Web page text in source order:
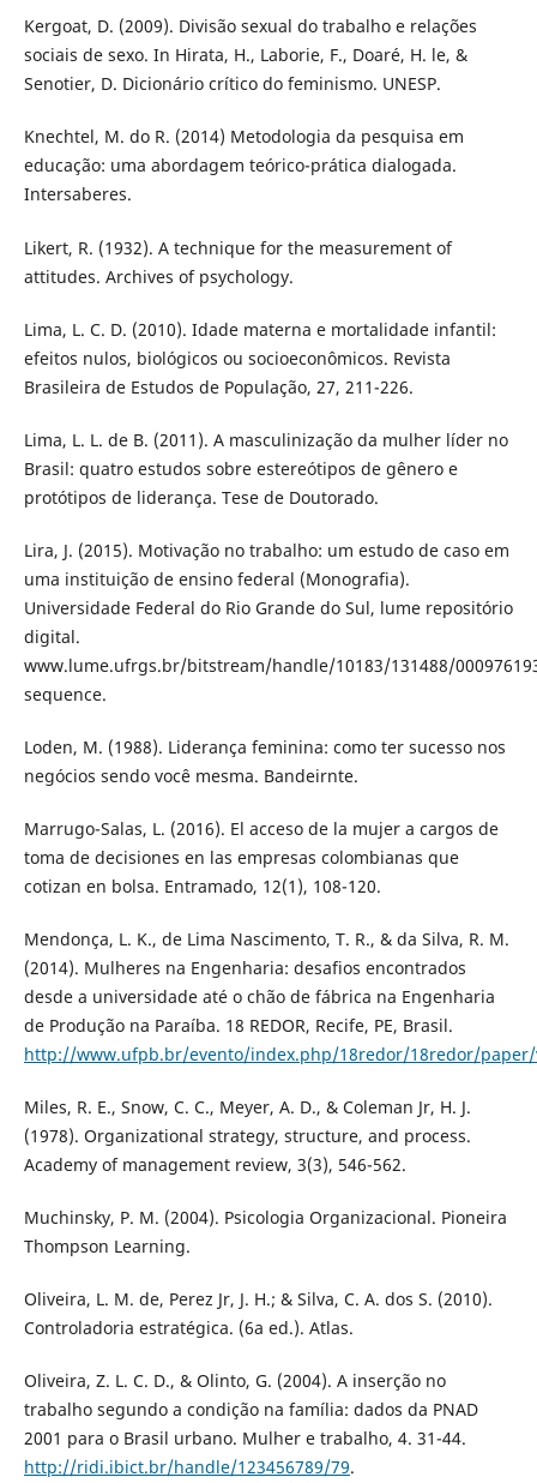
Kergoat, D. (2009). Divisão sexual do trabalho e relações
sociais de sexo. In Hirata, H., Laborie, F., Doaré, H. le, &
Senotier, D. Dicionário crítico do feminismo. UNESP.
Knechtel, M. do R. (2014) Metodologia da pesquisa em
educação: uma abordagem teórico-prática dialogada.
Intersaberes.
Likert, R. (1932). A technique for the measurement of
attitudes. Archives of psychology.
Lima, L. C. D. (2010). Idade materna e mortalidade infantil:
efeitos nulos, biológicos ou socioeconômicos. Revista
Brasileira de Estudos de População, 27, 211-226.
Lima, L. L. de B. (2011). A masculinização da mulher líder no
Brasil: quatro estudos sobre estereótipos de gênero e
protótipos de liderança. Tese de Doutorado.
Lira, J. (2015). Motivação no trabalho: um estudo de caso em
uma instituição de ensino federal (Monografia).
Universidade Federal do Rio Grande do Sul, lume repositório
digital.
www.lume.ufrgs.br/bitstream/handle/10183/131488/
sequence.
Loden, M. (1988). Liderança feminina: como ter sucesso nos
negócios sendo você mesma. Bandeirnte.
Marrugo-Salas, L. (2016). El acceso de la mujer a cargos de
toma de decisiones en las empresas colombianas que
cotizan en bolsa. Entramado, 12(1), 108-120.
Mendonça, L. K., de Lima Nascimento, T. R., & da Silva, R. M.
(2014). Mulheres na Engenharia: desafios encontrados
desde a universidade até o chão de fábrica na Engenharia
de Produção na Paraíba. 18 REDOR, Recife, PE, Brasil.
http://www.ufpb.br/evento/index.php/18redor/18redor/paper/
Miles, R. E., Snow, C. C., Meyer, A. D., & Coleman Jr, H. J.
(1978). Organizational strategy, structure, and process.
Academy of management review, 3(3), 546-562.
Muchinsky, P. M. (2004). Psicologia Organizacional. Pioneira
Thompson Learning.
Oliveira, L. M. de, Perez Jr, J. H.; & Silva, C. A. dos S. (2010).
Controladoria estratégica. (6a ed.). Atlas.
Oliveira, Z. L. C. D., & Olinto, G. (2004). A inserção no
trabalho segundo a condição na família: dados da PNAD
2001 para o Brasil urbano. Mulher e trabalho, 4. 31-44.
http://ridi.ibict.br/handle/123456789/79.